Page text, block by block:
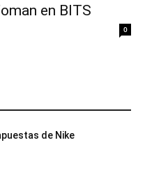
en BITS
0
de Nike